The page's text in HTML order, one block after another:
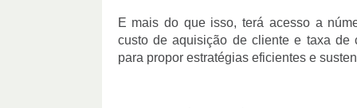
E mais do que isso, terá acesso a
custo de aquisição de cliente e taxa de
para propor estratégias eficientes e